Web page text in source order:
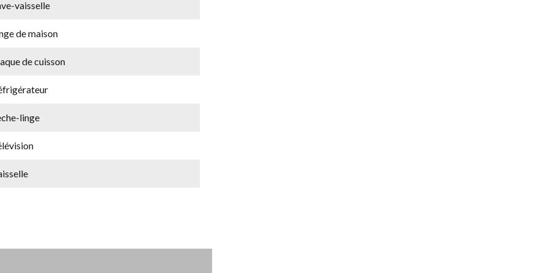
vaisselle
de maison
de cuisson
linge